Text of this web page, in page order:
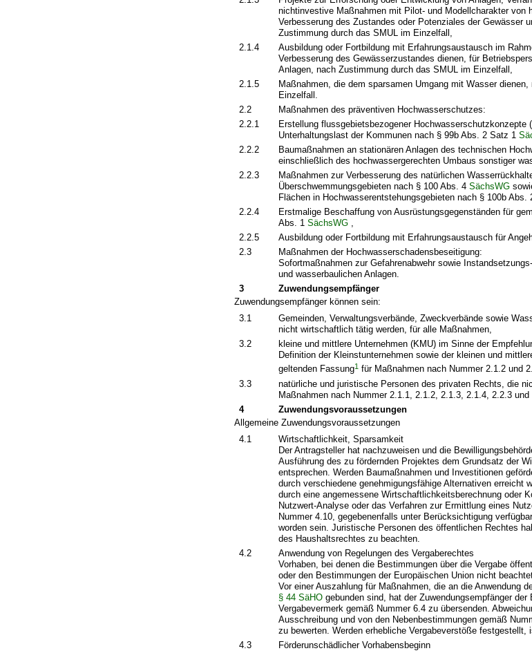
nichtinvestive Maßnahmen mit Pilot- und Modellcharakter von
Verbesserung des Zustandes oder Potenziales der Gewässer
Zustimmung durch das SMUL im Einzelfall,
2.1.4
Ausbildung oder Fortbildung mit Erfahrungsaustausch im
Verbesserung des Gewässerzustandes dienen, für
Anlagen, nach Zustimmung durch das SMUL im Einzelfall,
2.1.5
Maßnahmen, die dem sparsamen Umgang mit Wasser
Einzelfall.
2.2
Maßnahmen des präventiven Hochwasserschutzes:
2.2.1
Erstellung flussgebietsbezogener Hochwasserschutzkonzepte
Unterhaltungslast der Kommunen nach § 99b Abs. 2 Satz 1
2.2.2
Baumaßnahmen an stationären Anlagen des technischen
einschließlich des hochwassergerechten Umbaus sonstiger
2.2.3
Maßnahmen zur Verbesserung des natürlichen
Überschwemmungsgebieten nach § 100 Abs. 4SächsWG
Flächen in Hochwasserentstehungsgebieten nach § 100b Abs.
2.2.4
Erstmalige Beschaffung von Ausrüstungsgegenständen für
Abs. 1SächsWG
2.2.5
Ausbildung oder Fortbildung mit Erfahrungsaustausch für
2.3
Maßnahmen der Hochwasserschadensbeseitigung:
Sofortmaßnahmen zur Gefahrenabwehr sowie
und wasserbaulichen Anlagen.
3
Zuwendungsempfänger
Zuwendungsempfänger können sein:
3.1
Gemeinden, Verwaltungsverbände, Zweckverbände sowie
nicht wirtschaftlich tätig werden, für alle Maßnahmen,
3.2
kleine und mittlere Unternehmen (KMU) im Sinne der
Definition der Kleinstunternehmen sowie der kleinen und
geltenden Fassung1 für Maßnahmen nach Nummer 2.1.2 und
3.3
natürliche und juristische Personen des privaten Rechts, die
Maßnahmen nach Nummer 2.1.1, 2.1.2, 2.1.3, 2.1.4, 2.2.3 und
4
Zuwendungsvoraussetzungen
Allgemeine Zuwendungsvoraussetzungen
4.1
Wirtschaftlichkeit, Sparsamkeit
Der Antragsteller hat nachzuweisen und die
Ausführung des zu fördernden Projektes dem Grundsatz der
entsprechen. Werden Baumaßnahmen und Investitionen
durch verschiedene genehmigungsfähige Alternativen erreicht
durch eine angemessene Wirtschaftlichkeitsberechnung oder
Nutzwert-Analyse oder das Verfahren zur Ermittlung eines
Nummer 4.10, gegebenenfalls unter Berücksichtigung
worden sein. Juristische Personen des öffentlichen Rechtes
des Haushaltsrechtes zu beachten.
4.2
Anwendung von Regelungen des Vergaberechtes
Vorhaben, bei denen die Bestimmungen über die Vergabe
oder den Bestimmungen der Europäischen Union nicht
Vor einer Auszahlung für Maßnahmen, die an die Anwendung
§ 44 SäHO gebunden sind, hat der Zuwendungsempfänger der
Vergabevermerk gemäß Nummer 6.4 zu übersenden.
Ausschreibung und von den Nebenbestimmungen gemäß
zu bewerten. Werden erhebliche Vergabeverstöße festgestellt,
4.3
Förderunschädlicher Vorhabensbeginn